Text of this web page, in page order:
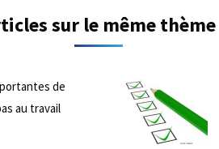
sur le même thème
de
au travail